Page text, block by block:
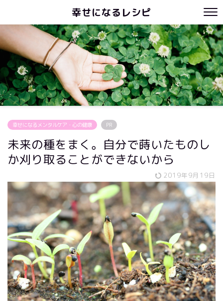
幸せになるレシピ
幸せになるメンタルケア・心の健康 PR
未来の種をまく。自分で蒔いたものし
か刈り取ることができないから
2019年9月19日